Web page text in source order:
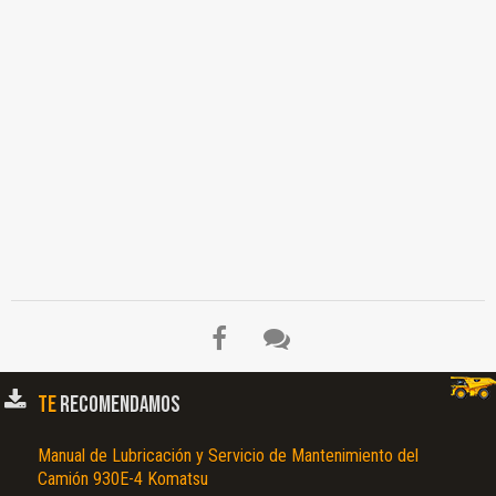
TERECOMENDAMOS
Manual de Lubricación y Servicio de Mantenimiento del
Camión 930E-4 Komatsu